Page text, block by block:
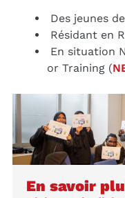
Des jeunes
Résidant en
En situation
or Training (
En savoir